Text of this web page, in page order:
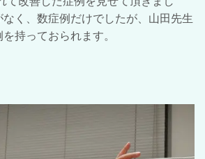
く、数症例だけでしたが、山田先生
持っておられます。